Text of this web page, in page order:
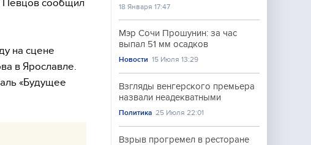
Певцов сообщил
на сцене
в Ярославле.
«Будущее
18 Января 17:47
Мэр Сочи Прошунин: за час
выпал 51 мм осадков
Новости 15 Июля 13:29
Взгляды венгерского премьера
назвали неадекватными
Политика 25 Июля 22:01
Взрыв прогремел в ресторане